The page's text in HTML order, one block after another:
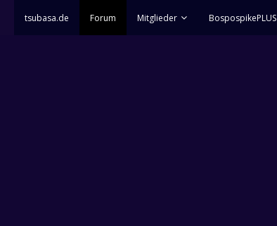
tsubasa.de Forum Mitglieder BospospikePLUS